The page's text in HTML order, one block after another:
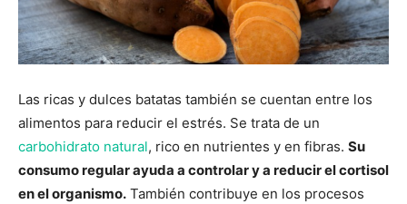
Las ricas y dulces batatas también se cuentan entre los
alimentos para reducir el estrés. Se trata de un
carbohidrato natural, rico en nutrientes y en fibras. Su
consumo regular ayuda a controlar y a reducir el cortisol
en el organismo. También contribuye en los procesos